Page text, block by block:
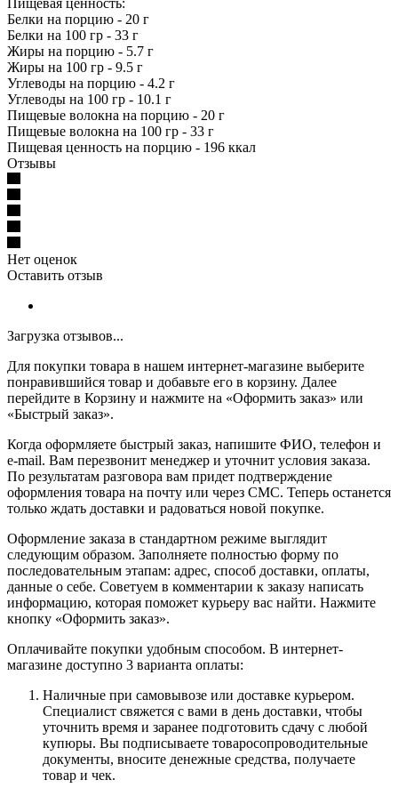
Белки на порцию - 20 г
Белки на 100 гр - 33 г
Жиры на порцию - 5.7 г
Жиры на 100 гр - 9.5 г
Углеводы на порцию - 4.2 г
Углеводы на 100 гр - 10.1 г
Пищевые волокна на порцию - 20 г
Пищевые волокна на 100 гр - 33 г
Пищевая ценность на порцию - 196 ккал
Отзывы
Нет оценок
Оставить отзыв
Загрузка отзывов...
Для покупки товара в нашем интернет-магазине выберите
понравившийся товар и добавьте его в корзину. Далее
перейдите в Корзину и нажмите на «Оформить заказ» или
«Быстрый заказ».
Когда оформляете быстрый заказ, напишите ФИО, телефон и
e-mail. Вам перезвонит менеджер и уточнит условия заказа.
По результатам разговора вам придет подтверждение
оформления товара на почту или через СМС. Теперь останется
только ждать доставки и радоваться новой покупке.
Оформление заказа в стандартном режиме выглядит
следующим образом. Заполняете полностью форму по
последовательным этапам: адрес, способ доставки, оплаты,
данные о себе. Советуем в комментарии к заказу написать
информацию, которая поможет курьеру вас найти. Нажмите
кнопку «Оформить заказ».
Оплачивайте покупки удобным способом. В интернет-
магазине доступно 3 варианта оплаты:
Наличные при самовывозе или доставке курьером.
Специалист свяжется с вами в день доставки, чтобы
уточнить время и заранее подготовить сдачу с любой
купюры. Вы подписываете товаросопроводительные
документы, вносите денежные средства, получаете
товар и чек.